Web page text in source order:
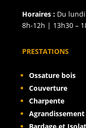
Horaires :Du lundi
8h-12h | 13h30 –
PRESTATIONS
Ossature bois
Couverture
Charpente
Agrandissement